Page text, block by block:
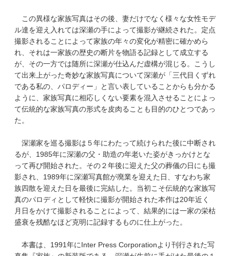
この異様な家族写真はその後、妻だけでなく様々な女性モデ
ル達を迎え入れては深瀬の手によって撮影が継続された。定点
撮影されることによって家族の年々の変化が精密に確かめら
れ、それは一家族の歴史の断片を物語る記録として成立する
が、その一方では随所に深瀬が仕込んだ虚構が混じる。こうし
て出来上がった奇妙な家族写真について深瀬が「三代目くずれ
である私の、パロディー」と言い表していることからも分かる
ように、家族写真に相応しくない要素を混入させることによっ
て伝統的な家族写真の形式を皮肉ることも目的のひとつであっ
た。
深瀬家を巡る撮影は５年にわたって続けられた後に中断され
るが、1985年に深瀬の父・助造の年老いた姿がきっかけとな
って再び開始された。その２年後に迎えた父の葬儀の日にも撮
影され、1989年に深瀬写真館が廃業を迎えた日、すなわち家
族四散を迎えた日を最後に完結した。当初こそ伝統的な家族写
真のパロディとして軽快に撮影が開始された本作は20年近く
月日をかけて撮影されることによって、結果的には一家の栄枯
盛衰を残酷なほど克明に記録するものに仕上がった。
本書は、1991年にInter Press Corporationより刊行された写